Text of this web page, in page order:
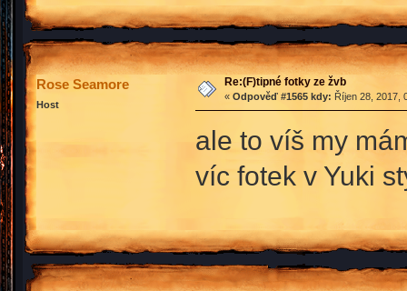
Rose Seamore
Host
Re:(F)tipné fotky ze žvb
« Odpověď #1565 kdy: Říjen 28, 2017,
ale to víš my
víc fotek v Yuki